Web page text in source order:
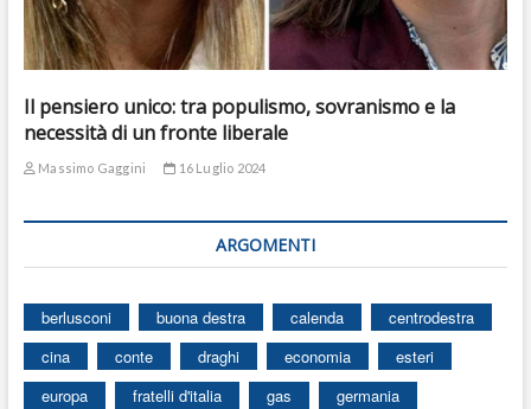
Il pensiero unico: tra populismo, sovranismo e la
necessità di un fronte liberale
Massimo Gaggini 16 Luglio 2024
ARGOMENTI
berlusconi buona destra calenda
centrodestra
cina
conte draghi economia
esteri
europa
fratelli d'italia gas
germania